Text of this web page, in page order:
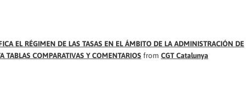
EL RÉGIMEN DE LAS TASAS EN EL ÁMBITO DE LA ADMINISTRACIÓN DE
TABLAS COMPARATIVAS Y COMENTARIOS from CGT Catalunya